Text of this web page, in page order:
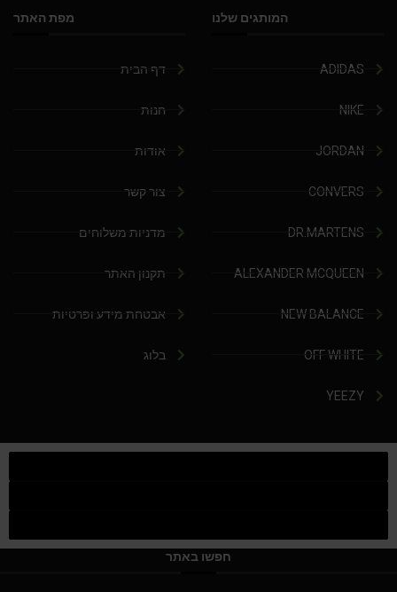
המותגים שלנו
ADIDAS
NIKE
JORDAN
CONVERS
DR.MARTENS
ALEXANDER MCQUEEN
NEW BALANCE
OFF WHITE
YEEZY
מפת האתר
דף הבית
חנות
אודות
צור קשר
מדניות משלוחים
תקנון האתר
אבטחת מידע ופרטיות
בלוג
חפשו באתר